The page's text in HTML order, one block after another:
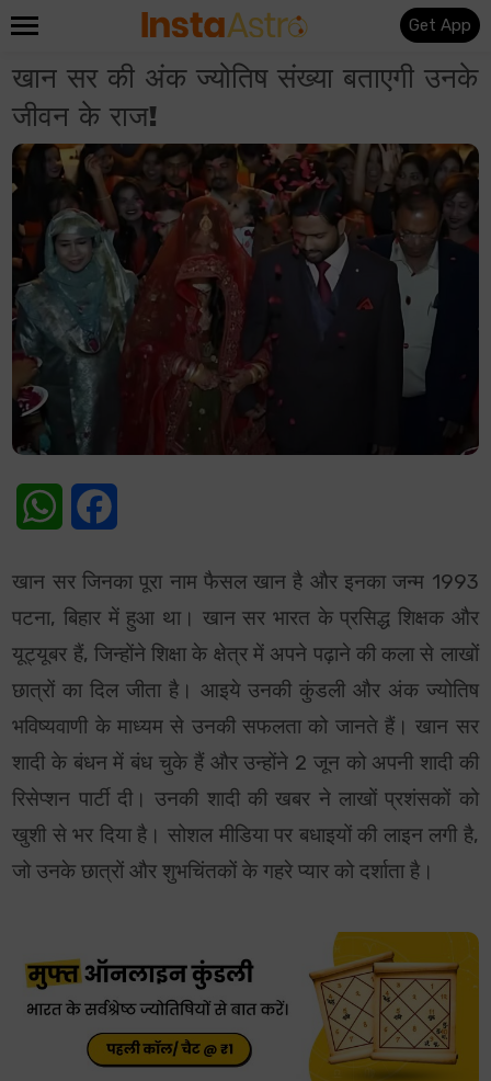
Get App
खान सर की अंक ज्योतिष संख्या बताएगी उनके
जीवन के राज!
WhatsApp
खान सर जिनका पूरा नाम फैसल खान है और इनका जन्म 1993
पटना, बिहार में हुआ था। खान सर भारत के प्रसिद्ध शिक्षक और
यूट्यूबर हैं, जिन्होंने शिक्षा के क्षेत्र में अपने पढ़ाने की कला से लाखों
छात्रों का दिल जीता है। आइये उनकी कुंडली और अंक ज्योतिष
भविष्यवाणी के माध्यम से उनकी सफलता को जानते हैं। खान सर
शादी के बंधन में बंध चुके हैं और उन्होंने 2 जून को अपनी शादी की
रिसेप्शन पार्टी दी। उनकी शादी की खबर ने लाखों प्रशंसकों को
खुशी से भर दिया है। सोशल मीडिया पर बधाइयों की लाइन लगी है,
जो उनके छात्रों और शुभचिंतकों के गहरे प्यार को दर्शाता है।